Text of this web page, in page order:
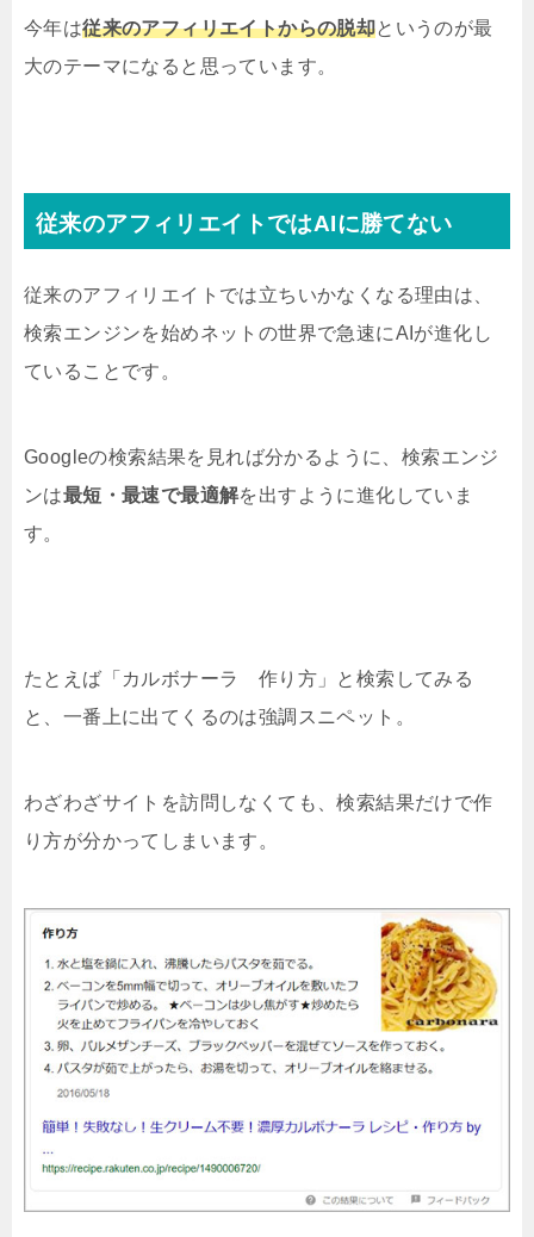
今年は従来のアフィリエイトからの脱却というのが最
大のテーマになると思っています。
従来のアフィリエイトではAIに勝てない
従来のアフィリエイトでは立ちいかなくなる理由は、
検索エンジンを始めネットの世界で急速にAIが進化し
ていることです。
Googleの検索結果を見れば分かるように、検索エンジ
ンは最短・最速で最適解を出すように進化していま
す。
たとえば「カルボナーラ 作り方」と検索してみる
と、一番上に出てくるのは強調スニペット。
わざわざサイトを訪問しなくても、検索結果だけで作
り方が分かってしまいます。